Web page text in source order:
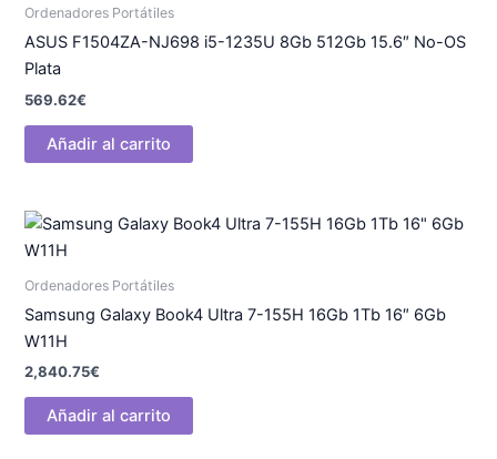
Ordenadores Portátiles
ASUS F1504ZA-NJ698 i5-1235U 8Gb 512Gb 15.6″ No-OS
Plata
569.62€
Añadir al carrito
Ordenadores Portátiles
Samsung Galaxy Book4 Ultra 7-155H 16Gb 1Tb 16″ 6Gb
W11H
2,840.75€
Añadir al carrito